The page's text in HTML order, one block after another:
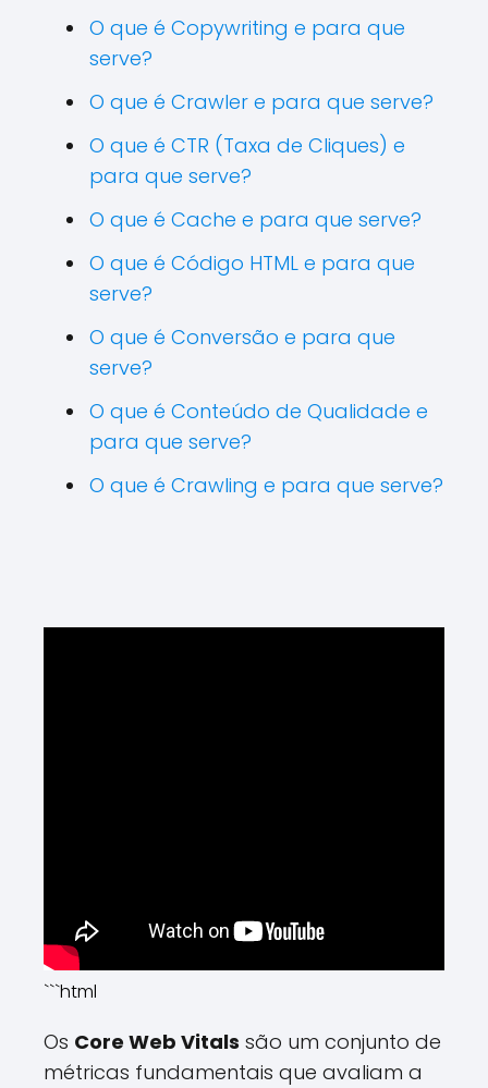
O que é Copywriting e para que
serve?
O que é Crawler e para que serve?
O que é CTR (Taxa de Cliques) e
para que serve?
O que é Cache e para que serve?
O que é Código HTML e para que
serve?
O que é Conversão e para que
serve?
O que é Conteúdo de Qualidade e
para que serve?
O que é Crawling e para que serve?
```html
Os Core Web Vitals são um conjunto de
métricas fundamentais que avaliam a